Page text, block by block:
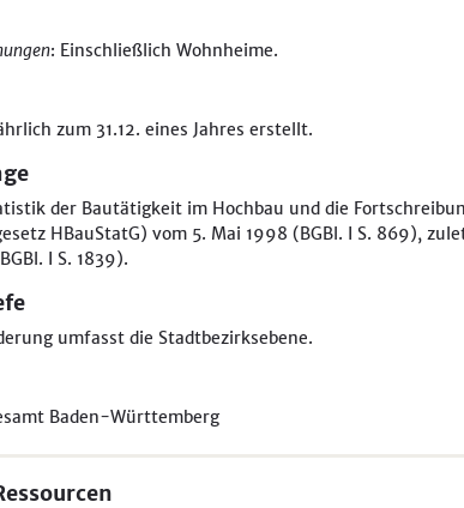
: Einschließlich Wohnheime.
zum 31.12. eines Jahres erstellt.
der Bautätigkeit im Hochbau und die
HBauStatG) vom 5. Mai 1998 (BGBl. I S. 869),
I S. 1839).
umfasst die Stadtbezirksebene.
Baden-Württemberg